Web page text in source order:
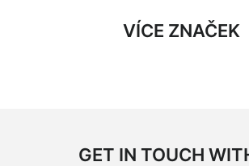
VÍCE ZNAČEK
GET IN TOUCH